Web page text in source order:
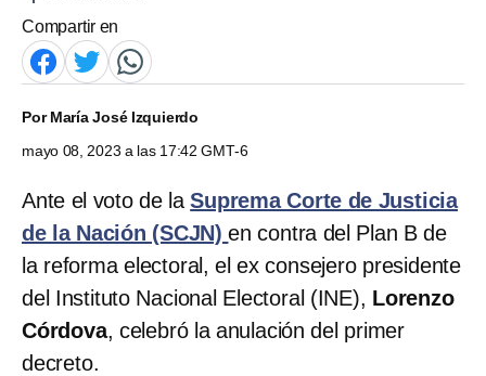
Compartir en
PorMaría José Izquierdo
mayo 08, 2023 a las 17:42 GMT-6
Ante el voto de laSuprema Corte de Justicia
de la Nación (SCJN) en contra del Plan B de
la reforma electoral, el ex consejero presidente
del Instituto Nacional Electoral (INE), Lorenzo
Córdova, celebró la anulación del primer
decreto.